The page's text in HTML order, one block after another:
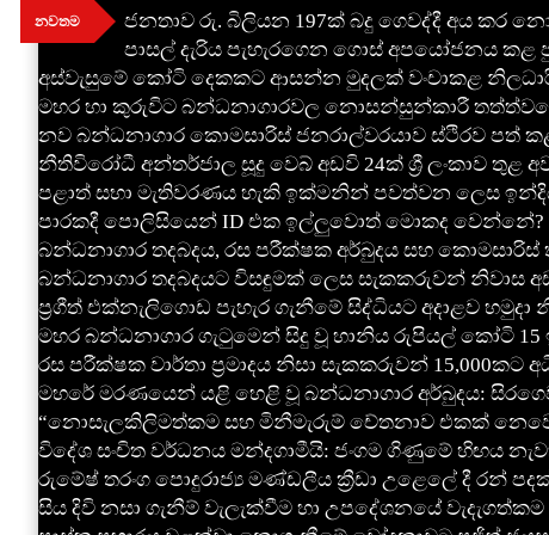
Skip
to
content
නවතම
ජනතාව රු. බිලියන 197ක් බදු ගෙවද්දී අය කර
පාසල් දැරිය පැහැරගෙන ගොස් අපයෝජනය කළ
අස්වැසුමේ කෝටි දෙකකට ආසන්න මුදලක් වංචාකළ
මහර හා කුරුවිට බන්ධනාගාරවල නොසන්සුන්කාරී
නව බන්ධනාගාර කොමසාරිස් ජනරාල්වරයාව ස්ථිරව පත්
නීතිවිරෝධී අන්තර්ජාල සූදු වෙබ් අඩවි 24ක් ශ්‍රී ලංකාව තුළ
පළාත් සභා මැතිවරණය හැකි ඉක්මනින් පවත්වන ලෙස
පාරකදී පොලිසියෙන් ID එක ඉල්ලුවොත් මොකද වෙන්නේ?
බන්ධනාගාර තදබදය, රස පරීක්ෂක අර්බුදය සහ කොමසාරිස්
බන්ධනාගාර තදබදයට විසඳුමක් ලෙස සැකකරුවන් නිවාස
ප්‍රගීත් එක්නැලිගොඩ පැහැර ගැනීමේ සිද්ධියට අදාළව
මහර බන්ධනාගාර ගැටුමෙන් සිදු වූ හානිය රුපියල් කෝටි 15
රස පරීක්ෂක වාර්තා ප්‍රමාදය නිසා සැකකරුවන් 15,000කට
මහරේ මරණයෙන් යළි හෙළි වූ බන්ධනාගාර අර්බුදය:
“නොසැලකිලිමත්කම සහ මිනීමැරුම් චේතනාව එකක්
විදේශ සංචිත වර්ධනය මන්දගාමීයි: ජංගම ගිණුමේ හිඟය
රුමේෂ් තරංග පොදුරාජ්‍ය මණ්ඩලීය ක්‍රීඩා උළෙලේ දී රන්
සිය දිවි නසා ගැනීම් වැලැක්වීම හා උපදේශනයේ වැදැගත්කම